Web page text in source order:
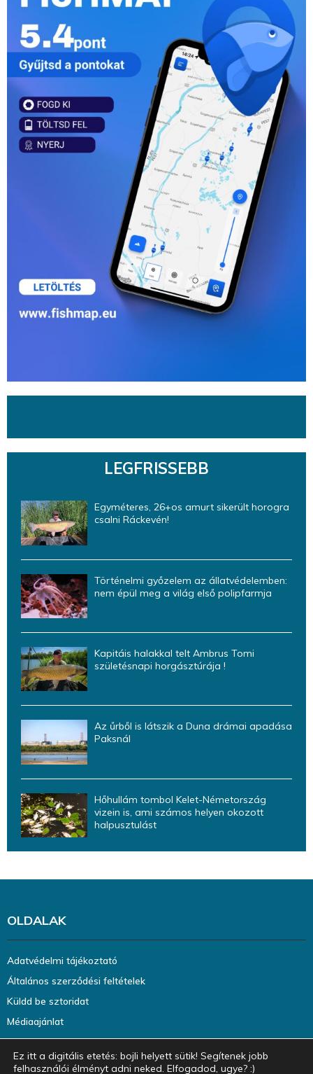
LEGFRISSEBB
Egyméteres, 26+os amurt sikerült horogra
csalni Ráckevén!
Történelmi győzelem az állatvédelemben:
nem épül meg a világ első polipfarmja
Kapitáis halakkal telt Ambrus Tomi
születésnapi horgásztúrája !
Az űrből is látszik a Duna drámai apadása
Paksnál
Hőhullám tombol Kelet-Németország
vizein is, ami számos helyen okozott
halpusztulást
OLDALAK
Adatvédelmi tájékoztató
Általános szerződési feltételek
Küldd be sztoridat
Médiaajánlat
Ez itt a digitális etetés: bojli helyett sütik! Segítenek jobb
felhasználói élményt adni neked. Elfogadod, ugye? :)